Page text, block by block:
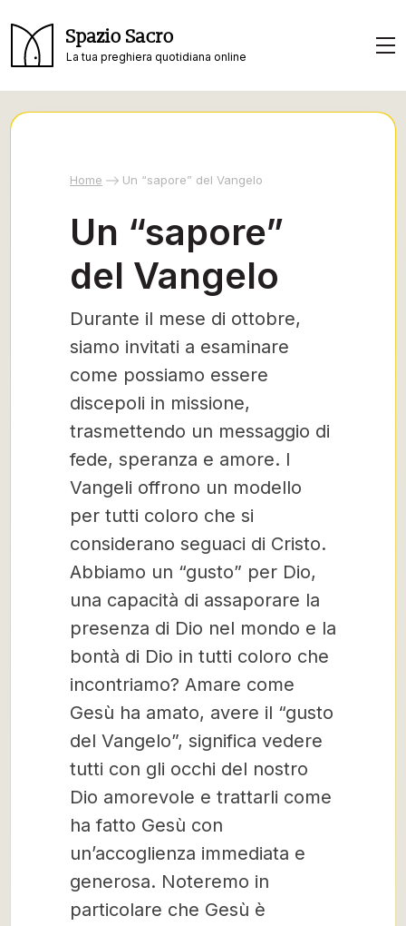
Spazio Sacro
La tua preghiera quotidiana online
Home Un “sapore” del Vangelo
Un “sapore”
del Vangelo
Durante il mese di ottobre,
siamo invitati a esaminare
come possiamo essere
discepoli in missione,
trasmettendo un messaggio di
fede, speranza e amore. I
Vangeli offrono un modello
per tutti coloro che si
considerano seguaci di Cristo.
Abbiamo un “gusto” per Dio,
una capacità di assaporare la
presenza di Dio nel mondo e la
bontà di Dio in tutti coloro che
incontriamo? Amare come
Gesù ha amato, avere il “gusto
del Vangelo”, significa vedere
tutti con gli occhi del nostro
Dio amorevole e trattarli come
ha fatto Gesù con
un’accoglienza immediata e
generosa. Noteremo in
particolare che Gesù è